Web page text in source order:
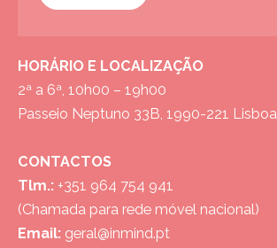
HORÁRIO E LOCALIZAÇÃO
2ª a 6ª, 10h00 – 19h00
Passeio Neptuno 33B, 1990-221 Lisboa
CONTACTOS
Tlm.: +351 964 754 941
(Chamada para rede móvel nacional)
Email: geral@inmind.pt